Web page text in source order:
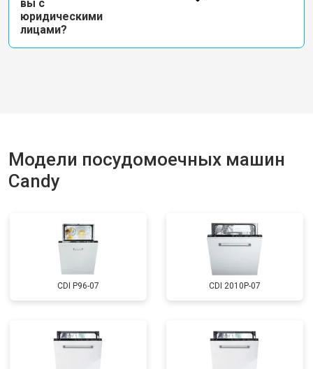
вы с
юридическими
лицами?
Модели посудомоечных машин
Candy
CDI P96-07 CDI 2010P-07